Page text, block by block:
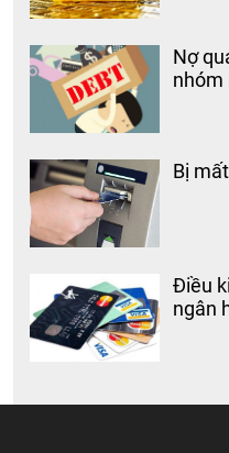
Nợ
nhóm
Bị
Điều
ngân